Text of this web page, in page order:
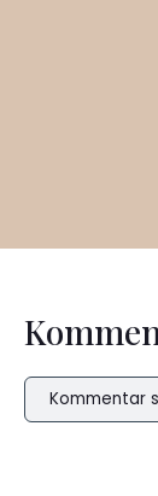
Kommentar